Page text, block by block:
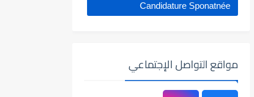
Candidature Sponatnée
مواقع التواصل الإجتماعي